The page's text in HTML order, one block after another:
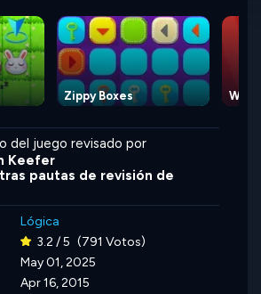
Zippy Boxes Waty
del juego revisado por
Keefer
pautas de revisión de
Lógica
3.2 / 5 (791 Votos)
May 01, 2025
Apr 16, 2015